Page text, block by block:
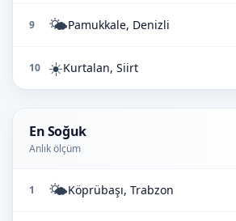
9 🌤️Pamukkale, Denizli
10 ☀️Kurtalan, Siirt
En Soğuk
Anlık ölçüm
1 🌤️Köprübaşı, Trabzon